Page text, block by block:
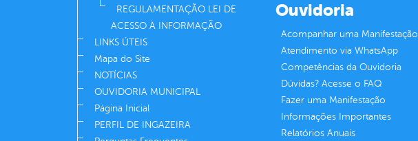
REGULAMENTAÇÃO LEI DE
ACESSO À INFORMAÇÃO
LINKS ÚTEIS
Mapa do Site
NOTÍCIAS
OUVIDORIA MUNICIPAL
Página Inicial
PERFIL DE INGAZEIRA
Ouvidoria
Acompanhar uma Manifestação
Atendimento via WhatsApp
Competências da Ouvidoria
Dúvidas? Acesse o FAQ
Fazer uma Manifestação
Informações Importantes
Relatórios Anuais